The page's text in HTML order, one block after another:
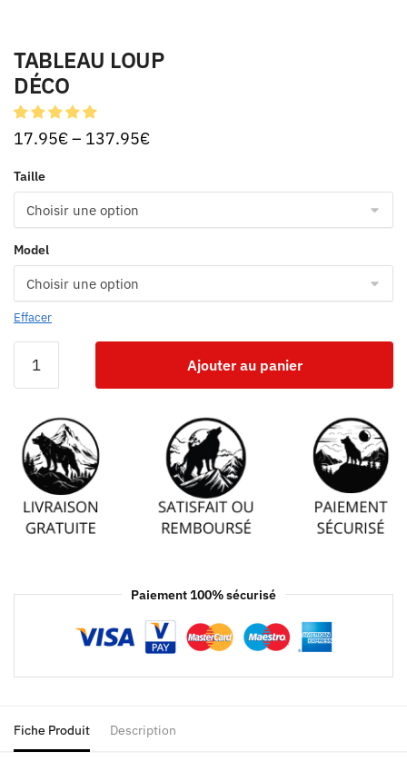
TABLEAU LOUP
DÉCO
17.95€– 137.95€
Taille
Model
Effacer
Ajouter au panier
Paiement 100% sécurisé
Fiche Produit Description